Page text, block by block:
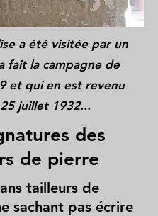
a été visitée par un
fait la campagne de
et qui en est revenu
juillet 1932...
des
de pierre
tailleurs de
sachant pas écrire